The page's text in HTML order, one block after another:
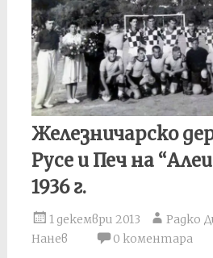
Железничарско
Русе и Печ на
1936 г.
1 декември 2013
Радко
Нанев
0 коментара